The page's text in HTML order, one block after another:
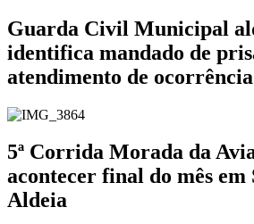
Guarda Civil Municipal
identifica mandado de
atendimento de ocorrência
5ª Corrida Morada da
acontecer final do mês em
Aldeia